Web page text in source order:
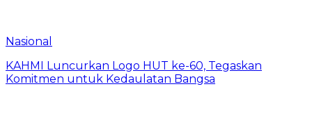
Nasional
KAHMI Luncurkan Logo HUT ke-60, Tegaskan
Komitmen untuk Kedaulatan Bangsa